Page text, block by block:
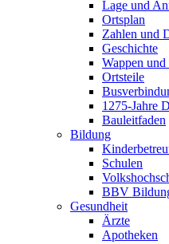
Lage und
Ortsplan
Zahlen und
Geschichte
Wappen und
Ortsteile
1275-Jahre
Bauleitfaden
Bildung
Schulen
BBV
Gesundheit
Ärzte
Apotheken